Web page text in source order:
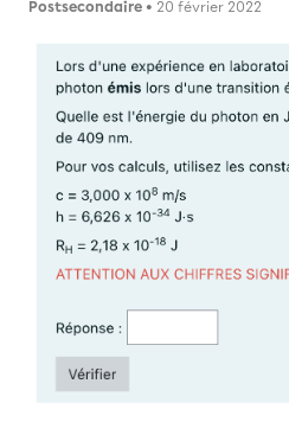
Postsecondaire • 20 février 2022